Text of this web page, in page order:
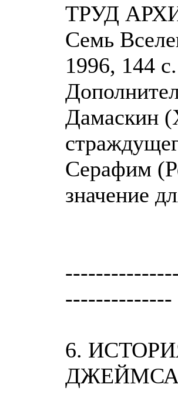
ТРУД
Семь
1996, 144 с.
Дамаскин
Серафим
значение
--------------
6.
ДЖЕЙМСА